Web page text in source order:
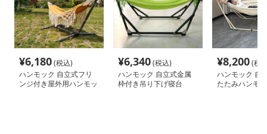
¥6,180(税込)
ハンモック 自立式フリ
ンジ付き屋外用ハンモッ
¥6,340(税込)
ハンモック 自立式金属
枠付き吊り下げ寝台
¥8,200(税
ハンモック 自
たたみハンモ